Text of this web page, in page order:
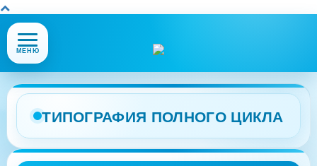
Открыть
или
меню
сайта
МЕНЮ
ТИПОГРАФИЯ ПОЛНОГО ЦИКЛА